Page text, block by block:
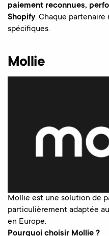
paiement reconnues,
Shopify. Chaque partenaire
spécifiques.
Mollie
Mollie est une solution de
particulièrement adaptée
en Europe.
Pourquoi choisir Mollie ?